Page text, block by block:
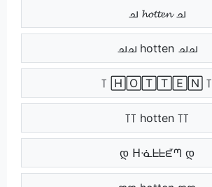
ച 𝓱𝓸𝓽𝓽𝓮𝓷 ച
ചച hotten ചച
꓄ 🄷🄾🅃🅃🄴🄽 ꓄
꓄꓄ hotten ꓄꓄
დ ᕼᓍᖶᖶᘿᘉ დ